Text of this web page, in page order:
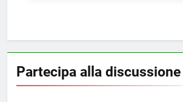
Partecipa alla discussione